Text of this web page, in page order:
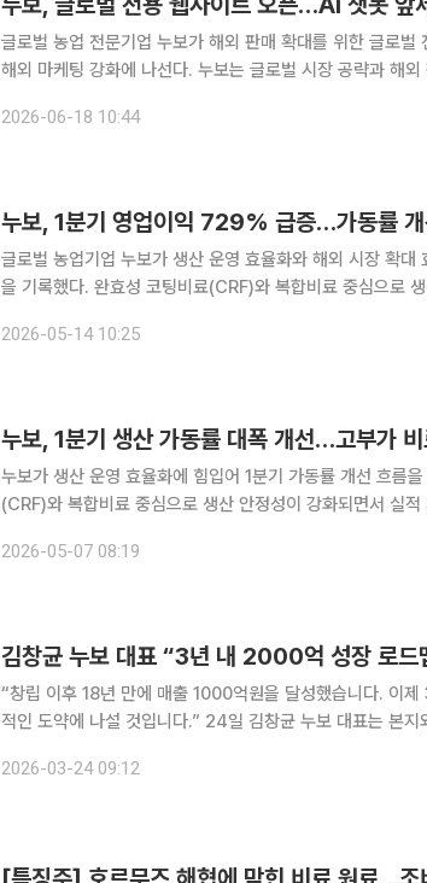
글로벌 농업 전문기업 누보가 해외 판매 확대를 위한 글로벌
해외 마케팅 강화에 나선다. 누보는 글로벌 시장 공략과 해외 판매 확대를 위해 글로벌 전용 웹사이
기존 국문 홈페이지를 단순 번역하는 방식에서 벗어나 글로벌
2026-06-18 10:44
누보, 1분기 영업이익 729% 급증…가동률 개
글로벌 농업기업 누보가 생산 운영 효율화와 해외 시장 확대
을 기록했다. 완효성 코팅비료(CRF)와 복합비료 중심으로
2026-05-14 10:25
누보, 1분기 생산 가동률 대폭 개선…고부가
누보가 생산 운영 효율화에 힘입어 1분기 가동률 개선 흐름
(CRF)와 복합비료 중심으로 생산 안정성이 강화되면서 실
전년 동기 대비 크게 개선됐다고 7일 밝혔다. 회사 측에 따르면
2026-05-07 08:19
“창립 이후 18년 만에 매출 1000억원을 달성했습니다. 이
적인 도약에 나설 것입니다.” 24일 김창균 누보 대표는 본지와의 인터뷰에서 올해를 ‘퀀텀 점프’의
비료 사업을 중심으로 꾸준한 성장을 이어왔으며,
2026-03-24 09:12